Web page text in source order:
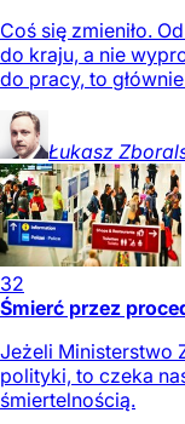
Coś się zmieniło.
do kraju, a nie
do pracy, to
Łukasz
32
Śmierć przez
Jeżeli Ministerstwo
polityki, to czeka
śmiertelnością.